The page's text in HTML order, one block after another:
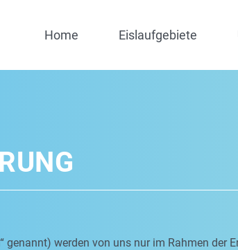
Home Eislaufgebiete
genannt) werden von uns nur im Rahmen der